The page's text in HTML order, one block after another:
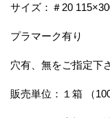
サイズ：＃20
プラマーク有り
穴有、無をご指定下
販売単位：１箱 （